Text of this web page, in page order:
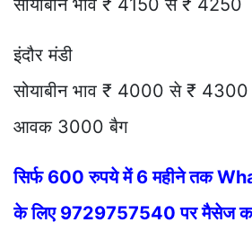
सोयाबीन भाव ₹ 4150 से ₹ 4250
इंदौर मंडी
सोयाबीन भाव ₹ 4000 से ₹ 4300
आवक 3000 बैग
सिर्फ 600 रुपये में 6 महीने तक
के लिए 9729757540 पर मैसेज